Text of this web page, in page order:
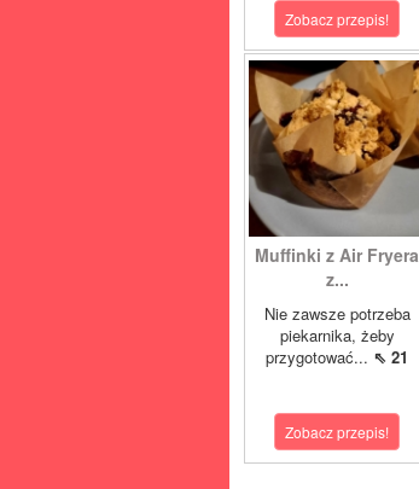
Zobacz przepis!
Muffinki z Air Fryera
z...
Nie zawsze potrzeba
piekarnika, żeby
przygotować... ⇖ 21
Zobacz przepis!